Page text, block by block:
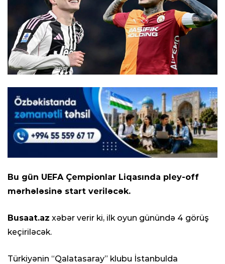
Bu gün UEFA Çempionlar Liqasında pley-off
mərhələsinə start veriləcək.
Busaat.az xəbər verir ki, ilk oyun günündə 4 görüş
keçiriləcək.
Türkiyənin “Qalatasaray” klubu İstanbulda